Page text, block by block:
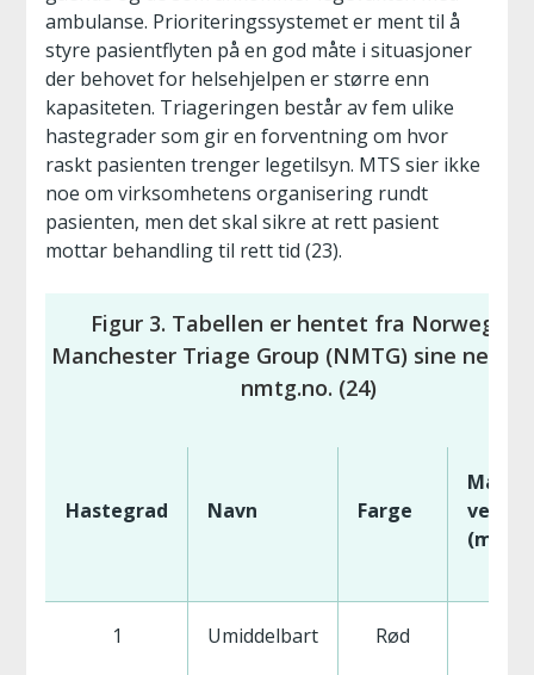
ambulanse. Prioriteringssystemet er ment til å
styre pasientflyten på en god måte i situasjoner
der behovet for helsehjelpen er større enn
kapasiteten. Triageringen består av fem ulike
hastegrader som gir en forventning om hvor
raskt pasienten trenger legetilsyn. MTS sier ikke
noe om virksomhetens organisering rundt
pasienten, men det skal sikre at rett pasient
mottar behandling til rett tid (23).
Figur 3. Tabellen er hentet fra Norwegian
Manchester Triage Group (NMTG) sine
nmtg.no. (24)
Hastegrad Navn Farge
Maks
(min)
1 Umiddelbart Rød